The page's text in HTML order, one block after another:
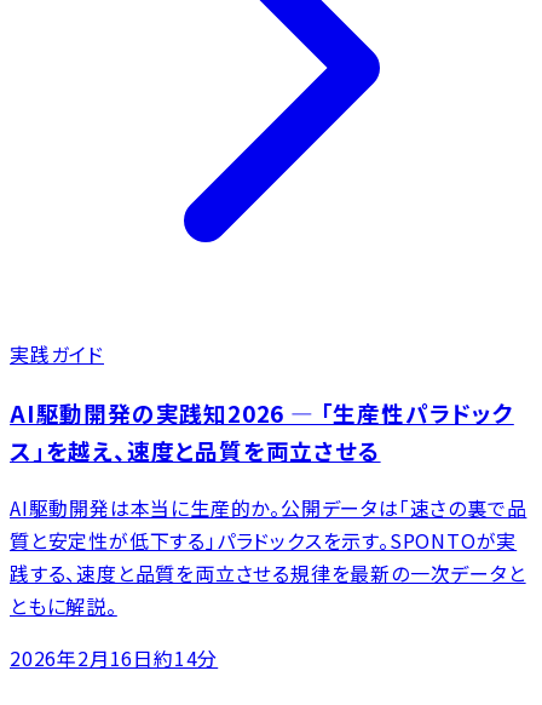
実践ガイド
AI駆動開発の実践知2026 ― 「生産性パラドック
ス」を越え、速度と品質を両立させる
AI駆動開発は本当に生産的か。公開データは「速さの裏で品
質と安定性が低下する」パラドックスを示す。SPONTOが実
践する、速度と品質を両立させる規律を最新の一次データと
ともに解説。
2026年2月16日約14分